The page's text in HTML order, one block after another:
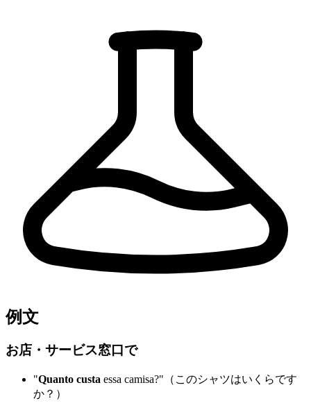
例文
お店・サービス窓口で
"Quanto custa essa camisa?"（このシャツはいくらです
か？）